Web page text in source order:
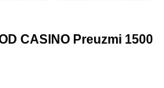
CASINO Preuzmi 1500